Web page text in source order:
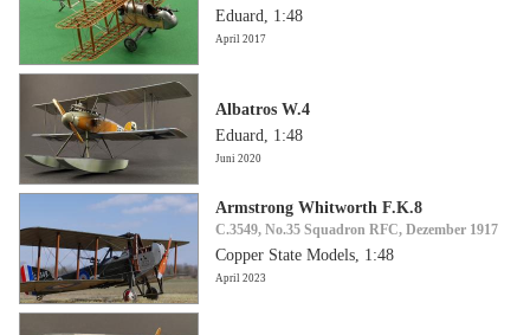
Eduard, 1:48
April 2017
Albatros W.4
Eduard, 1:48
Juni 2020
Armstrong Whitworth F.K.8
C.3549, No.35 Squadron RFC, Dezember 1917
Copper State Models, 1:48
April 2023